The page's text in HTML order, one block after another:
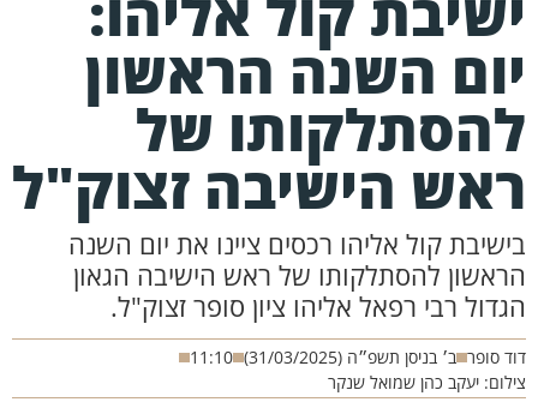
השנה הראשון
של
הישיבה זצוק"ל
קול אליהו רכסים ציינו את יום השנה
להסתלקותו של ראש הישיבה הגאון
רבי רפאל אליהו ציון סופר זצוק"ל.
סופר ב׳ בניסן תשפ״ה (31/03/2025)
11:10
יעקב כהן שמואל שנקר